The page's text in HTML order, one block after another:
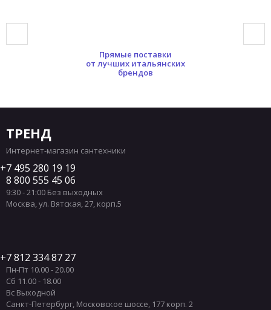
Прямые поставки
от лучших итальянских
брендов
ТРЕНД
Интернет-магазин сантехники
7 495 280 19 19
8 800 555 45 06
9:30 - 21:00 Без выходных
Москва,ул. Вятская, 27, корп.5
7 812 334 87 27
Пн-Пт 10.00 - 20.00
Сб 11.00 - 18.00
Вс Выходной
Санкт-Петербург, Московское шоссе, 177 корп. 2